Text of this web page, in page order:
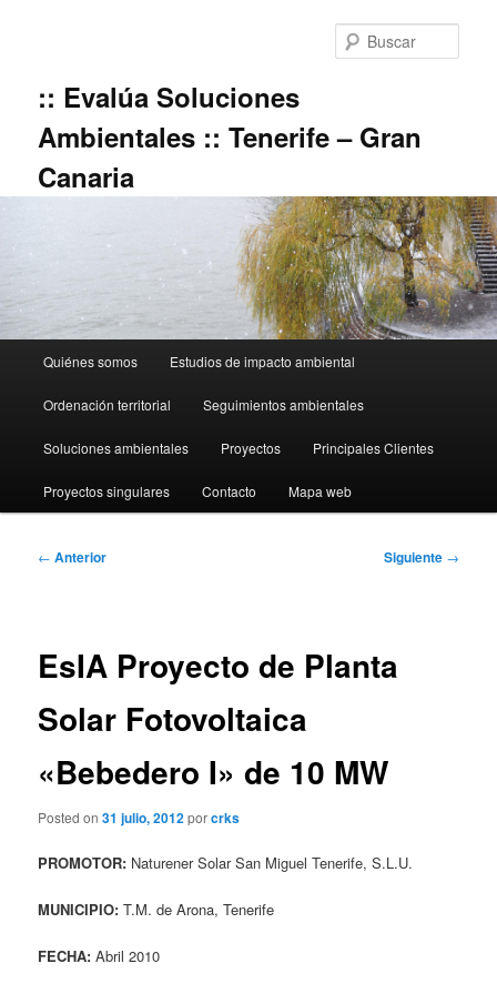
:: Evalúa Soluciones
Ambientales :: Tenerife – Gran
Canaria
principal
Quiénes somos Estudios de impacto ambiental
Ordenación territorial Seguimientos ambientales
Soluciones ambientales Proyectos Principales Clientes
Proyectos singulares Contacto Mapa web
Navegación
← Anterior Siguiente →
EsIA Proyecto de Planta
Solar Fotovoltaica
«Bebedero I» de 10 MW
Posted on31 julio, 2012porcrks
PROMOTOR: Naturener Solar San Miguel Tenerife, S.L.U.
MUNICIPIO:T.M. de Arona, Tenerife
FECHA:Abril 2010